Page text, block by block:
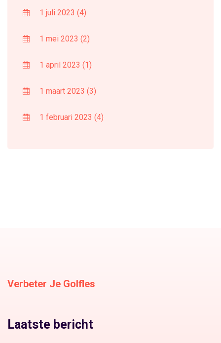
1 juli 2023 (4)
1 mei 2023 (2)
1 april 2023 (1)
1 maart 2023 (3)
1 februari 2023 (4)
Verbeter Je Golfles
Laatste bericht